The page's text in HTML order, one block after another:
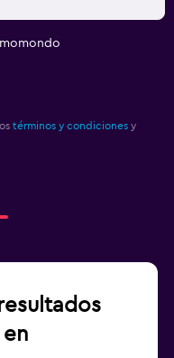
términos y condiciones y